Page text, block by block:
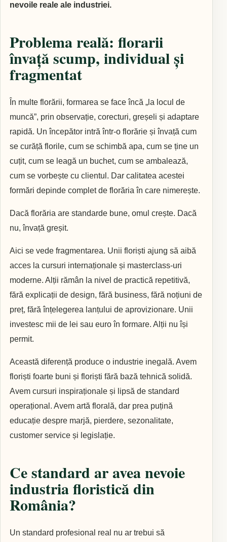
nevoile reale ale industriei.
Problema reală: florarii
învață scump, individual și
fragmentat
În multe florării, formarea se face încă „la locul de
muncă”, prin observație, corecturi, greșeli și adaptare
rapidă. Un începător intră într-o florărie și învață cum
se curăță florile, cum se schimbă apa, cum se ține un
cuțit, cum se leagă un buchet, cum se ambalează,
cum se vorbește cu clientul. Dar calitatea acestei
formări depinde complet de florăria în care nimerește.
Dacă florăria are standarde bune, omul crește. Dacă
nu, învață greșit.
Aici se vede fragmentarea. Unii floriști ajung să aibă
acces la cursuri internaționale și masterclass-uri
moderne. Alții rămân la nivel de practică repetitivă,
fără explicații de design, fără business, fără noțiuni de
preț, fără înțelegerea lanțului de aprovizionare. Unii
investesc mii de lei sau euro în formare. Alții nu își
permit.
Această diferență produce o industrie inegală. Avem
floriști foarte buni și floriști fără bază tehnică solidă.
Avem cursuri inspiraționale și lipsă de standard
operațional. Avem artă florală, dar prea puțină
educație despre marjă, pierdere, sezonalitate,
customer service și legislație.
Ce standard ar avea nevoie
industria floristică din
România?
Un standard profesional real nu ar trebui să